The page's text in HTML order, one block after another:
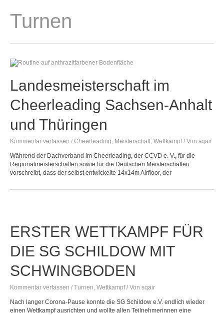
Turnen
Landesmeisterschaft im
Cheerleading Sachsen-Anhalt
und Thüringen
Kommentar verfassen / Cheerleading, Meisterschaft, Wettkampf/ Von sqair
Während der Dachverband im Cheerleading, der CCVD e. V., für die
Regionalmeisterschaften sowie für die Deutschen Meisterschaften
vorschreibt, dass der selbst entwickelte 14x14m Airfloor, der
ERSTER WETTKAMPF FÜR
DIE SG SCHILDOW MIT
SCHWINGBODEN​
Kommentar verfassen / Turnen, Wettkampf/ Von sqair
Nach langer Corona-Pause konnte die SG Schildow e.V. endlich wieder
einen Wettkampf ausrichten und wollte allen Teilnehmerinnen eine